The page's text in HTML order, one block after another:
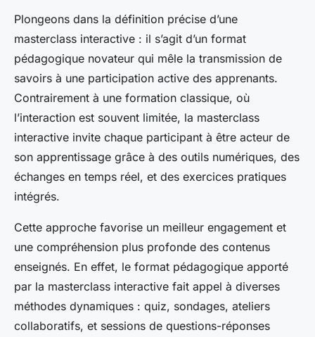
Plongeons dans la définition précise d’une
masterclass interactive : il s’agit d’un format
pédagogique novateur qui mêle la transmission de
savoirs à une participation active des apprenants.
Contrairement à une formation classique, où
l’interaction est souvent limitée, la masterclass
interactive invite chaque participant à être acteur de
son apprentissage grâce à des outils numériques, des
échanges en temps réel, et des exercices pratiques
intégrés.
Cette approche favorise un meilleur engagement et
une compréhension plus profonde des contenus
enseignés. En effet, le format pédagogique apporté
par la masterclass interactive fait appel à diverses
méthodes dynamiques : quiz, sondages, ateliers
collaboratifs, et sessions de questions-réponses